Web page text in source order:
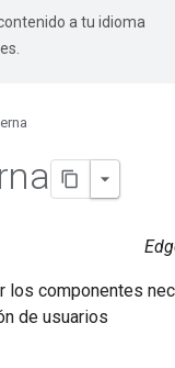
a tu idioma
los componentes
de usuarios